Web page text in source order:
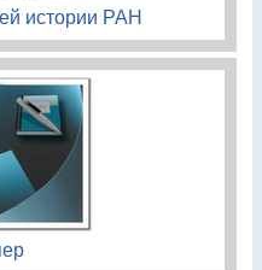
истории РАН